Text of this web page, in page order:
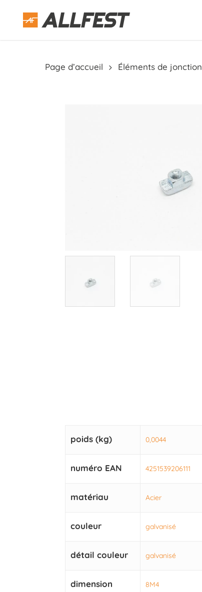
Page d’accueil Éléments de jonction
poids (kg) 0,0044
numéro EAN 4251539206111
matériau Acier
couleur galvanisé
détail couleur galvanisé
dimension 8M4